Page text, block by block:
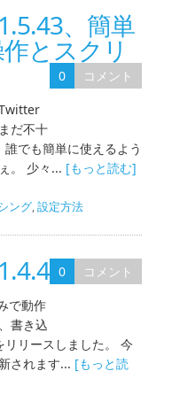
、簡単
とスクリ
0
コメント
だ不十
でも簡単に使えるよう
。 少々... [もっと読む]
ング,設定方法
0
コメント
で動作
書き込
リースしました。 今
されます... [もっと読